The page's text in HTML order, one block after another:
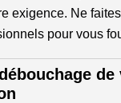
exigence. Ne
pour vous